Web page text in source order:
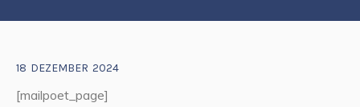
18 DEZEMBER 2024
[mailpoet_page]